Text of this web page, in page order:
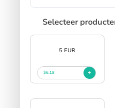
Selecteer
5 EUR
$6.18